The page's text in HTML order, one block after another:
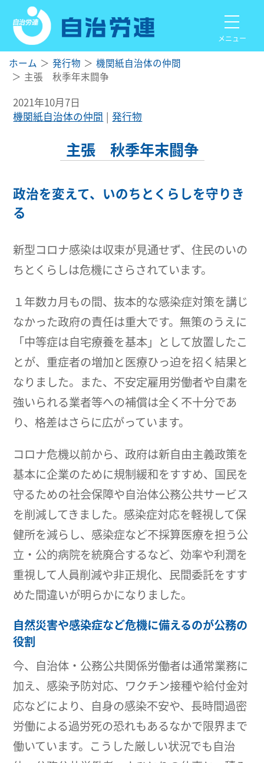
メニュー
ホーム 発行物
機関紙自治体の仲間
主張 秋季年末闘争
2021年10月7日
機関紙自治体の仲間
発行物
主張 秋季年末闘争
政治を変えて、いのちとくらしを守りき
る
新型コロナ感染は収束が見通せず、住民のいの
ちとくらしは危機にさらされています。
１年数カ月もの間、抜本的な感染症対策を講じ
なかった政府の責任は重大です。無策のうえに
「中等症は自宅療養を基本」として放置したこ
とが、重症者の増加と医療ひっ迫を招く結果と
なりました。また、不安定雇用労働者や自粛を
強いられる業者等への補償は全く不十分であ
り、格差はさらに広がっています。
コロナ危機以前から、政府は新自由主義政策を
基本に企業のために規制緩和をすすめ、国民を
守るための社会保障や自治体公務公共サービス
を削減してきました。感染症対応を軽視して保
健所を減らし、感染症など不採算医療を担う公
立・公的病院を統廃合するなど、効率や利潤を
重視して人員削減や非正規化、民間委託をすす
めた間違いが明らかになりました。
自然災害や感染症など危機に備えるのが公務の
役割
今、自治体・公務公共関係労働者は通常業務に
加え、感染予防対応、ワクチン接種や給付金対
応などにより、自身の感染不安や、長時間過密
労働による過労死の恐れもあるなかで限界まで
働いています。こうした厳しい状況でも自治